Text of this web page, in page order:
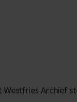
zoektips.
zoektips.
Archief
uw zoekopdracht te